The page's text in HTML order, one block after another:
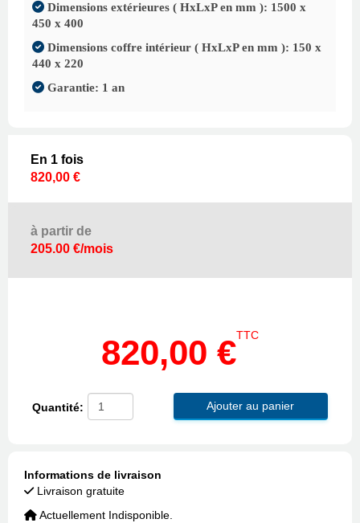
Dimensions extérieures ( HxLxP en mm ): 1500 x
450 x 400
Dimensions coffre intérieur ( HxLxP en mm ): 150 x
440 x 220
Garantie: 1 an
à partir de
205.00 €/mois
En 1 fois
820,00 €
820,00 €TTC
Quantité: Ajouter au panier
Informations de livraison
Livraison gratuite
Actuellement Indisponible.